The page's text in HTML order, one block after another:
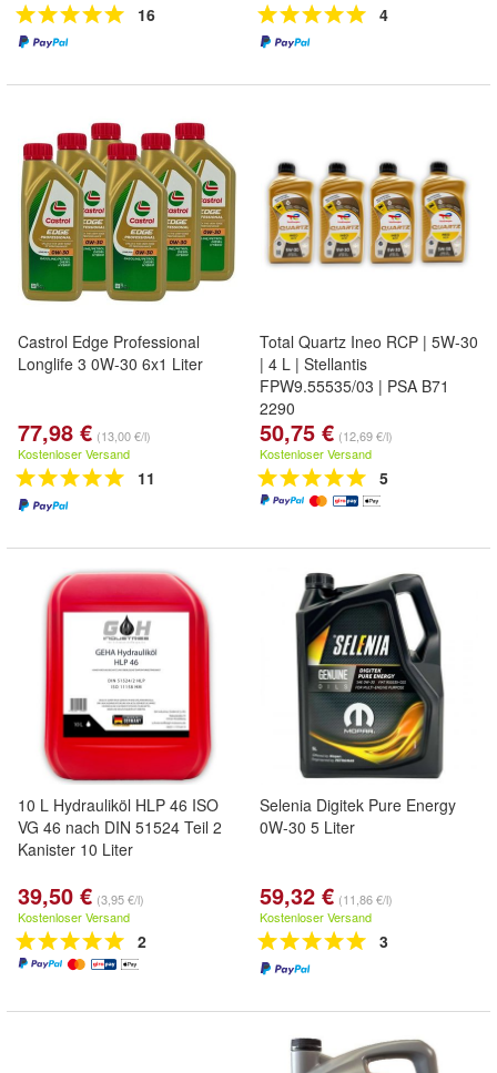
16 4
Castrol Edge Professional
Longlife 3 0W-30 6x1 Liter
77,98 € (13,00 €/l)
Kostenloser Versand
11
Total Quartz Ineo RCP | 5W-30
| 4 L | Stellantis
FPW9.55535/03 | PSA B71
2290
50,75 € (12,69 €/l)
Kostenloser Versand
5
10 L Hydrauliköl HLP 46 ISO
VG 46 nach DIN 51524 Teil 2
Kanister 10 Liter
39,50 € (3,95 €/l)
Kostenloser Versand
2
Selenia Digitek Pure Energy
0W-30 5 Liter
59,32 € (11,86 €/l)
Kostenloser Versand
3